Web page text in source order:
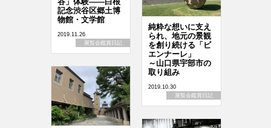
記念渋谷区郷土博
物館・文学館
2019.11.26
展覧会鑑賞日記
純粋な想いに支え
られ、地元の景観
を創り続ける「ビ
エンナーレ」
～山口県宇部市の
取り組み
2019.10.30
展覧会鑑賞日記